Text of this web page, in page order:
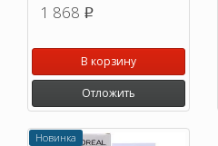
1 868 p
В корзину
Отложить
Новинка